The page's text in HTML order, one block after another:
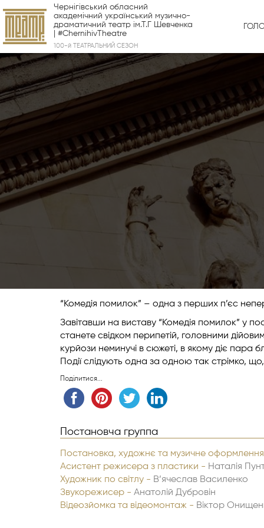
Чернігівський обласний
академічний український музично-
драматичний театр ім.Т.Г Шевченка
| #ChernihivTheatre
100-й ТЕАТРАЛЬНИЙ СЕЗОН
“Комедія помилок” – одна з перших п’єс
Завітавши на виставу “Комедія помилок” у
станете свідком перипетій, головними
курйози неминучі в сюжеті, в якому діє пара
Події слідують одна за одною так стрімко,
Поділитися...
Постановча группа
Постановка, художнє та музичне
Асистент режисера з пластики - Наталія
Художник по світлу - В’ячеслав Василенко
Звукорежисер - Анатолій Дубровін
Відеозйомка та відеомонтаж - Віктор